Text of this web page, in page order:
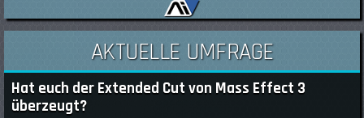
AKTUELLE UMFRAGE
Hat euch der Extended Cut von Mass Effect 3
überzeugt?